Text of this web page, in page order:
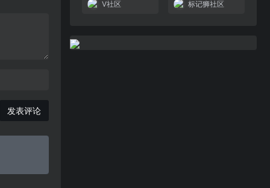
发表评论
V社区 标记狮社区